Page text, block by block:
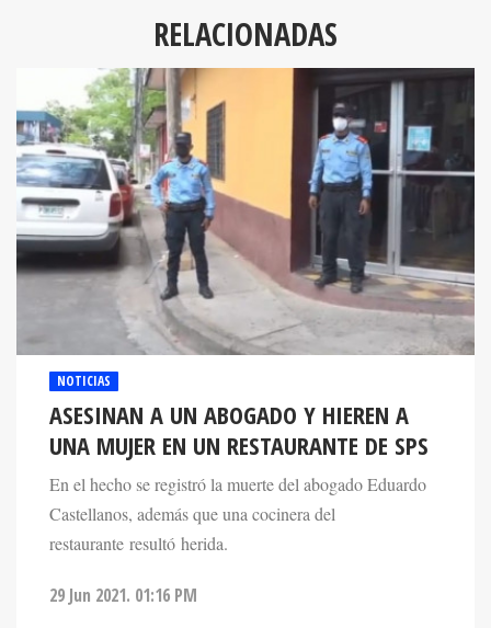
RELACIONADAS
NOTICIAS
ASESINAN A UN ABOGADO Y HIEREN A
UNA MUJER EN UN RESTAURANTE DE SPS
En el hecho se registró la muerte del abogado Eduardo
Castellanos, además que una cocinera del
restaurante resultó herida.
29 Jun 2021. 01:16 PM